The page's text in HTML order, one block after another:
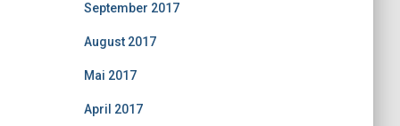
September 2017
August 2017
Mai 2017
April 2017